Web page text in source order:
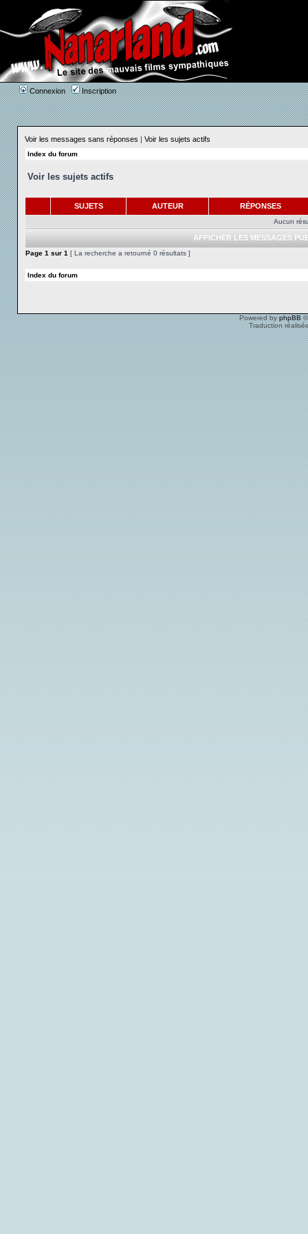
Connexion Inscription
Voir les messages sans réponses | Voir les sujets actifs
Index du forum
Voir les sujets actifs
SUJETS AUTEUR RÉPONSES
Aucun
AFFICHER LES MESSAGES
Page 1 sur 1 [ La recherche a retourné 0 résultats ]
Index du forum
Powered byphpBB©
Traduction